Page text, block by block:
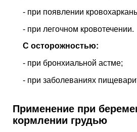
- при появлении
- при легочном кровотечении.
С осторожностью:
- при бронхиальной астме;
- при заболеваниях
Применение при
кормлении грудью